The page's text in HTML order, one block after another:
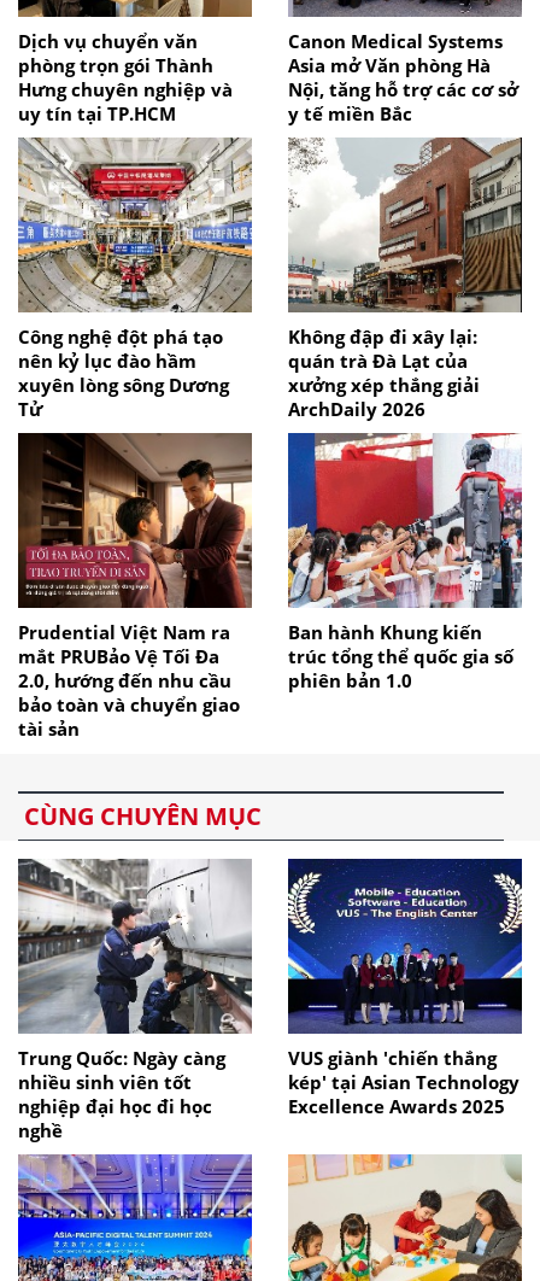
Dịch vụ chuyển văn
phòng trọn gói Thành
Hưng chuyên nghiệp và
uy tín tại TP.HCM
Canon Medical Systems
Asia mở Văn phòng Hà
Nội, tăng hỗ trợ các cơ sở
y tế miền Bắc
Công nghệ đột phá tạo
nên kỷ lục đào hầm
xuyên lòng sông Dương
Tử
Không đập đi xây lại:
quán trà Đà Lạt của
xưởng xép thắng giải
ArchDaily 2026
Prudential Việt Nam ra
mắt PRUBảo Vệ Tối Đa
2.0, hướng đến nhu cầu
bảo toàn và chuyển giao
tài sản
Ban hành Khung kiến
trúc tổng thể quốc gia số
phiên bản 1.0
CÙNG CHUYÊN MỤC
Trung Quốc: Ngày càng
nhiều sinh viên tốt
nghiệp đại học đi học
nghề
VUS giành 'chiến thắng
kép' tại Asian Technology
Excellence Awards 2025